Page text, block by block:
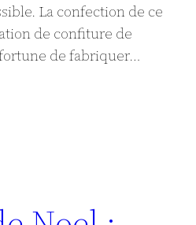
La confection de ce
de confiture de
de fabriquer…